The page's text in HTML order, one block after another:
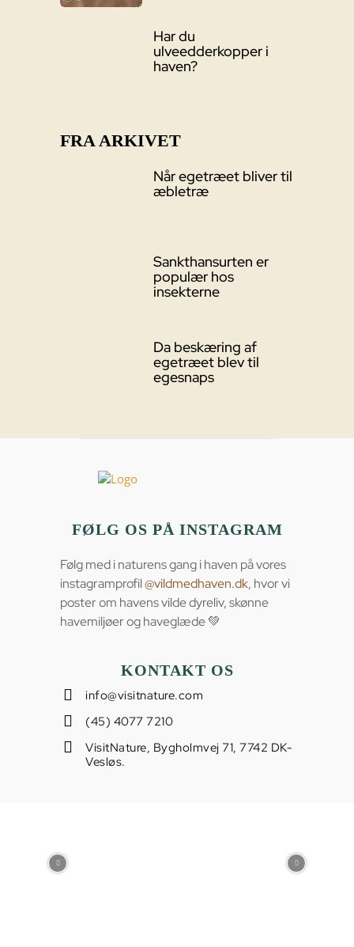
Har du
ulveedderkopper i
haven?
FRA ARKIVET
Når egetræet bliver til
æbletræ
Sankthansurten er
populær hos
insekterne
Da beskæring af
egetræet blev til
egesnaps
FØLG OS PÅ INSTAGRAM
Følg med i naturens gang i haven på vores
instagramprofil@vildmedhaven.dk, hvor vi
poster om havens vilde dyreliv, skønne
havemiljøer og haveglæde 💚
KONTAKT OS
info@visitnature.com
(45) 4077 7210
VisitNature, Bygholmvej 71, 7742 DK-
Vesløs.